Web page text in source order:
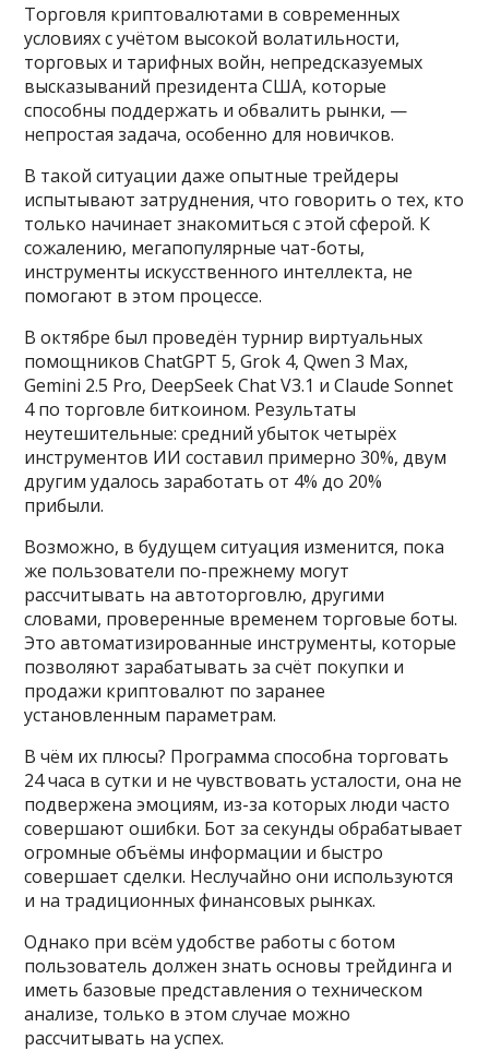
Торговля криптовалютами в современных
условиях с учётом высокой волатильности,
торговых и тарифных войн, непредсказуемых
высказываний президента США, которые
способны поддержать и обвалить рынки, —
непростая задача, особенно для новичков.
В такой ситуации даже опытные трейдеры
испытывают затруднения, что говорить о тех, кто
только начинает знакомиться с этой сферой. К
сожалению, мегапопулярные чат-боты,
инструменты искусственного интеллекта, не
помогают в этом процессе.
В октябре был проведён турнир виртуальных
помощников ChatGPT 5, Grok 4, Qwen 3 Max,
Gemini 2.5 Pro, DeepSeek Chat V3.1 и Claude Sonnet
4 по торговле биткоином. Результаты
неутешительные: средний убыток четырёх
инструментов ИИ составил примерно 30%, двум
другим удалось заработать от 4% до 20%
прибыли.
Возможно, в будущем ситуация изменится, пока
же пользователи по-прежнему могут
рассчитывать на автоторговлю, другими
словами, проверенные временем торговые боты.
Это автоматизированные инструменты, которые
позволяют зарабатывать за счёт покупки и
продажи криптовалют по заранее
установленным параметрам.
В чём их плюсы? Программа способна торговать
24 часа в сутки и не чувствовать усталости, она не
подвержена эмоциям, из-за которых люди часто
совершают ошибки. Бот за секунды обрабатывает
огромные объёмы информации и быстро
совершает сделки. Неслучайно они используются
и на традиционных финансовых рынках.
Однако при всём удобстве работы с ботом
пользователь должен знать основы трейдинга и
иметь базовые представления о техническом
анализе, только в этом случае можно
рассчитывать на успех.